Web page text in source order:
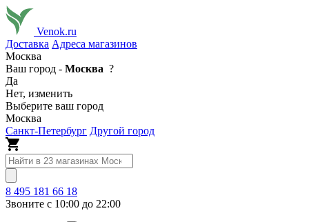
Venok.ru
Доставка Адреса магазинов
Москва
Ваш город - Москва ?
Да
Нет, изменить
Выберите ваш город
Москва
Санкт-Петербург Другой город
8 495 181 66 18
Звоните с 10:00 до 22:00